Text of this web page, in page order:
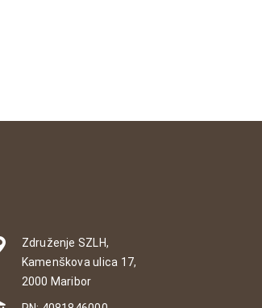
Združenje SZLH,
Kamenškova ulica 17,
2000 Maribor